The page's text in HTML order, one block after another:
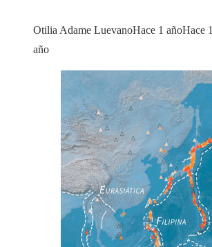
Otilia Adame LuevanoHace 1 añoHace 1
año